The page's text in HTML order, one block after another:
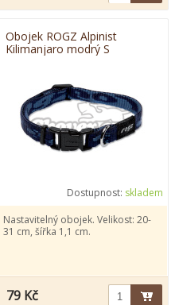
Obojek ROGZ Alpinist
Kilimanjaro modrý S
Dostupnost: skladem
Nastavitelný obojek. Velikost: 20-
31 cm, šířka 1,1 cm.
79 Kč